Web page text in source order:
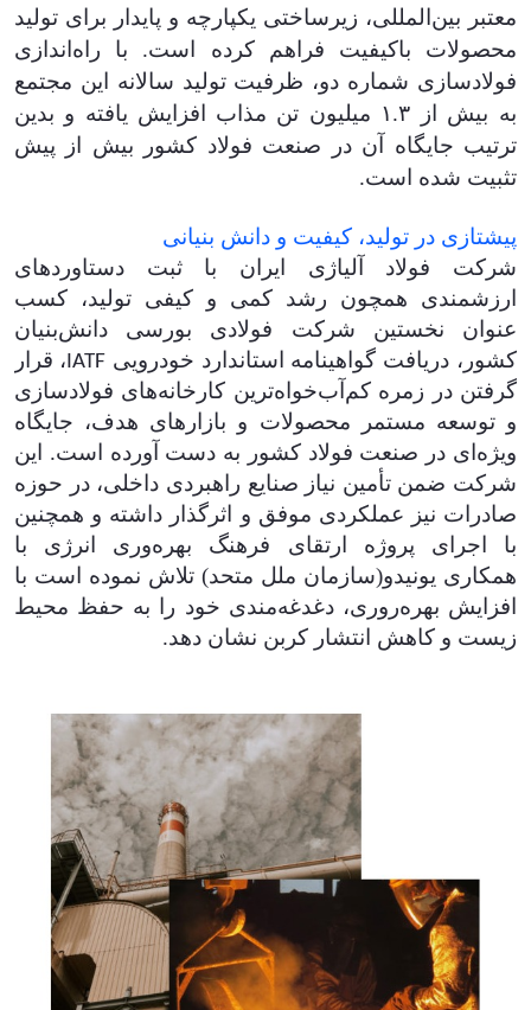
معتبر بین‌المللی، زیرساختی یکپارچه و پایدار برای تولید
محصولات باکیفیت فراهم کرده است. با راه‌اندازی
فولادسازی شماره دو، ظرفیت تولید سالانه این مجتمع
به بیش از ۱.۳ میلیون تن مذاب افزایش یافته و بدین
ترتیب جایگاه آن در صنعت فولاد کشور بیش از پیش
تثبیت شده است.
پیشتازی در تولید، کیفیت و دانش بنیانی
شرکت فولاد آلیاژی ایران با ثبت دستاوردهای
ارزشمندی همچون رشد کمی و کیفی تولید، کسب
عنوان نخستین شرکت فولادی بورسی دانش‌بنیان
کشور، دریافت گواهینامه استاندارد خودرویی IATF، قرار
گرفتن در زمره کم‌آب‌خواه‌ترین کارخانه‌های فولادسازی
و توسعه مستمر محصولات و بازارهای هدف، جایگاه
ویژه‌ای در صنعت فولاد کشور به دست آورده است. این
شرکت ضمن تأمین نیاز صنایع راهبردی داخلی، در حوزه
صادرات نیز عملکردی موفق و اثرگذار داشته و همچنین
با اجرای پروژه ارتقای فرهنگ بهره‌وری انرژی با
همکاری یونیدو(سازمان ملل متحد) تلاش نموده است با
افزایش بهره‌روری، دغدغه‌مندی خود را به حفظ محیط
زیست و کاهش انتشار کربن نشان دهد.